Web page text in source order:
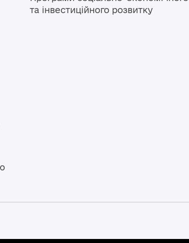
та інвестиційного розвитку